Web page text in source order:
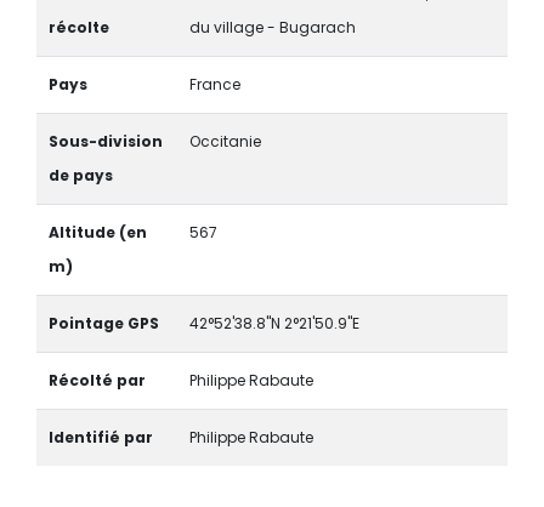
récolte
du village - Bugarach
Pays France
Sous-division
de pays
Occitanie
Altitude (en
m)
567
Pointage GPS 42°52'38.8"N 2°21'50.9"E
Récolté par Philippe Rabaute
Identifié par Philippe Rabaute